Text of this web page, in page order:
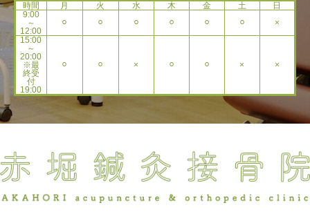
時間 月 火 水 木 金 土
日
9:00
～
12:00
⚪︎ ⚪︎ ⚪︎ ⚪︎ ⚪︎ ⚪︎
×
15:00
～
20:00
※最
終受
付
19:00
⚪︎ ⚪︎ × ⚪︎ ⚪︎ × ×